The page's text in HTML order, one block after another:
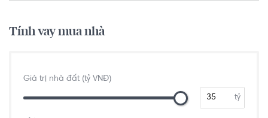
Tính vay mua nhà
Giá trị nhà đất (tỷ VNĐ)
tỷ